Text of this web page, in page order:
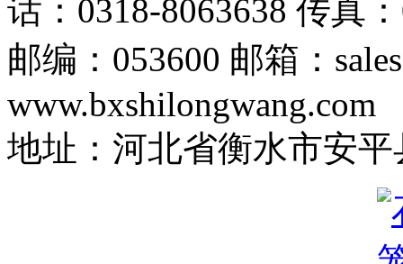
话：0318-8063638 传真
邮编：053600 邮箱：
www.bxshilongwang.com
地址：河北省衡水市安